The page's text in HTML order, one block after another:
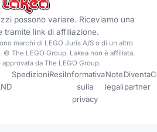
possono variare. Riceviamo una
tramite link di affiliazione.
marchi di LEGO Juris A/S o di un altro
© The LEGO Group. Lakea non è affiliata,
da The LEGO Group.
SpedizioniResiInformativa
sulla
privacy
Note
legali
Diventa
partner